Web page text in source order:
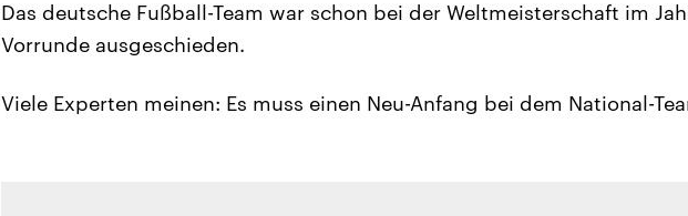
Das deutsche Fußball-Team war schon bei der Weltmeisterschaft im
Vorrunde ausgeschieden.
Viele Experten meinen: Es muss einen Neu-Anfang bei dem National-